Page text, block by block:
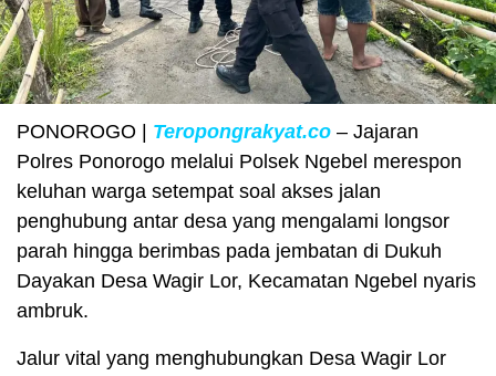
PONOROGO | Teropongrakyat.co – Jajaran
Polres Ponorogo melalui Polsek Ngebel merespon
keluhan warga setempat soal akses jalan
penghubung antar desa yang mengalami longsor
parah hingga berimbas pada jembatan di Dukuh
Dayakan Desa Wagir Lor, Kecamatan Ngebel nyaris
ambruk.
Jalur vital yang menghubungkan Desa Wagir Lor